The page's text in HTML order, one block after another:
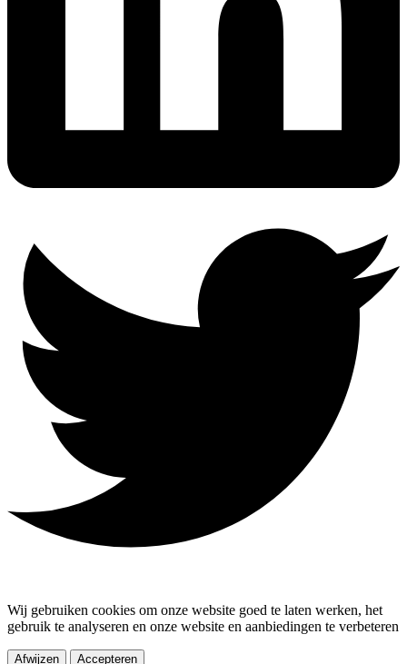
Wij gebruiken cookies om onze website goed te laten werken, het
gebruik te analyseren en onze website en aanbiedingen te verbeteren
Afwijzen Accepteren